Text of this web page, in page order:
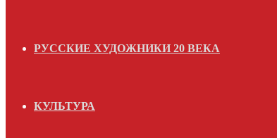
РУССКИЕ ХУДОЖНИКИ 20 ВЕКА
КУЛЬТУРА